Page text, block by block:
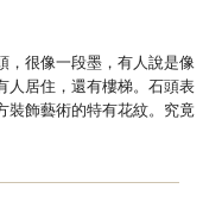
，很像一段墨，有人說是像
人居住，還有樓梯。石頭表
裝飾藝術的特有花紋。究竟
———————————